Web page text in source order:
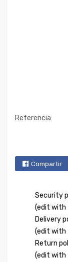
Referencia:
Compartir
Security
(edit with
Delivery
(edit with
Return
(edit with